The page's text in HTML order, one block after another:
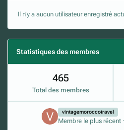
Il n’y a aucun utilisateur enregistré
Statistiques des membres
465
Total des membres
vintagemoroccotravel
Membre le plus récent ·